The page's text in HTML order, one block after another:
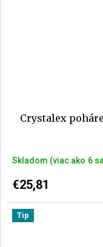
Crystalex
hodnotenie
produktu
je
5,0
Skladom (>6
€25,81
Tip